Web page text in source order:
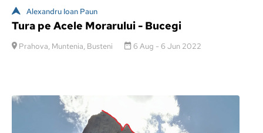
Alexandru Ioan Paun
Tura pe Acele Morarului - Bucegi
Prahova, Muntenia, Busteni 6 Aug - 6 Jun 2022